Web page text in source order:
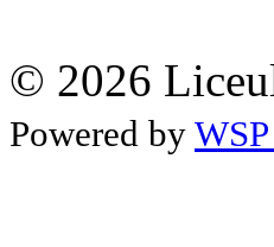
© 2026
Powered by